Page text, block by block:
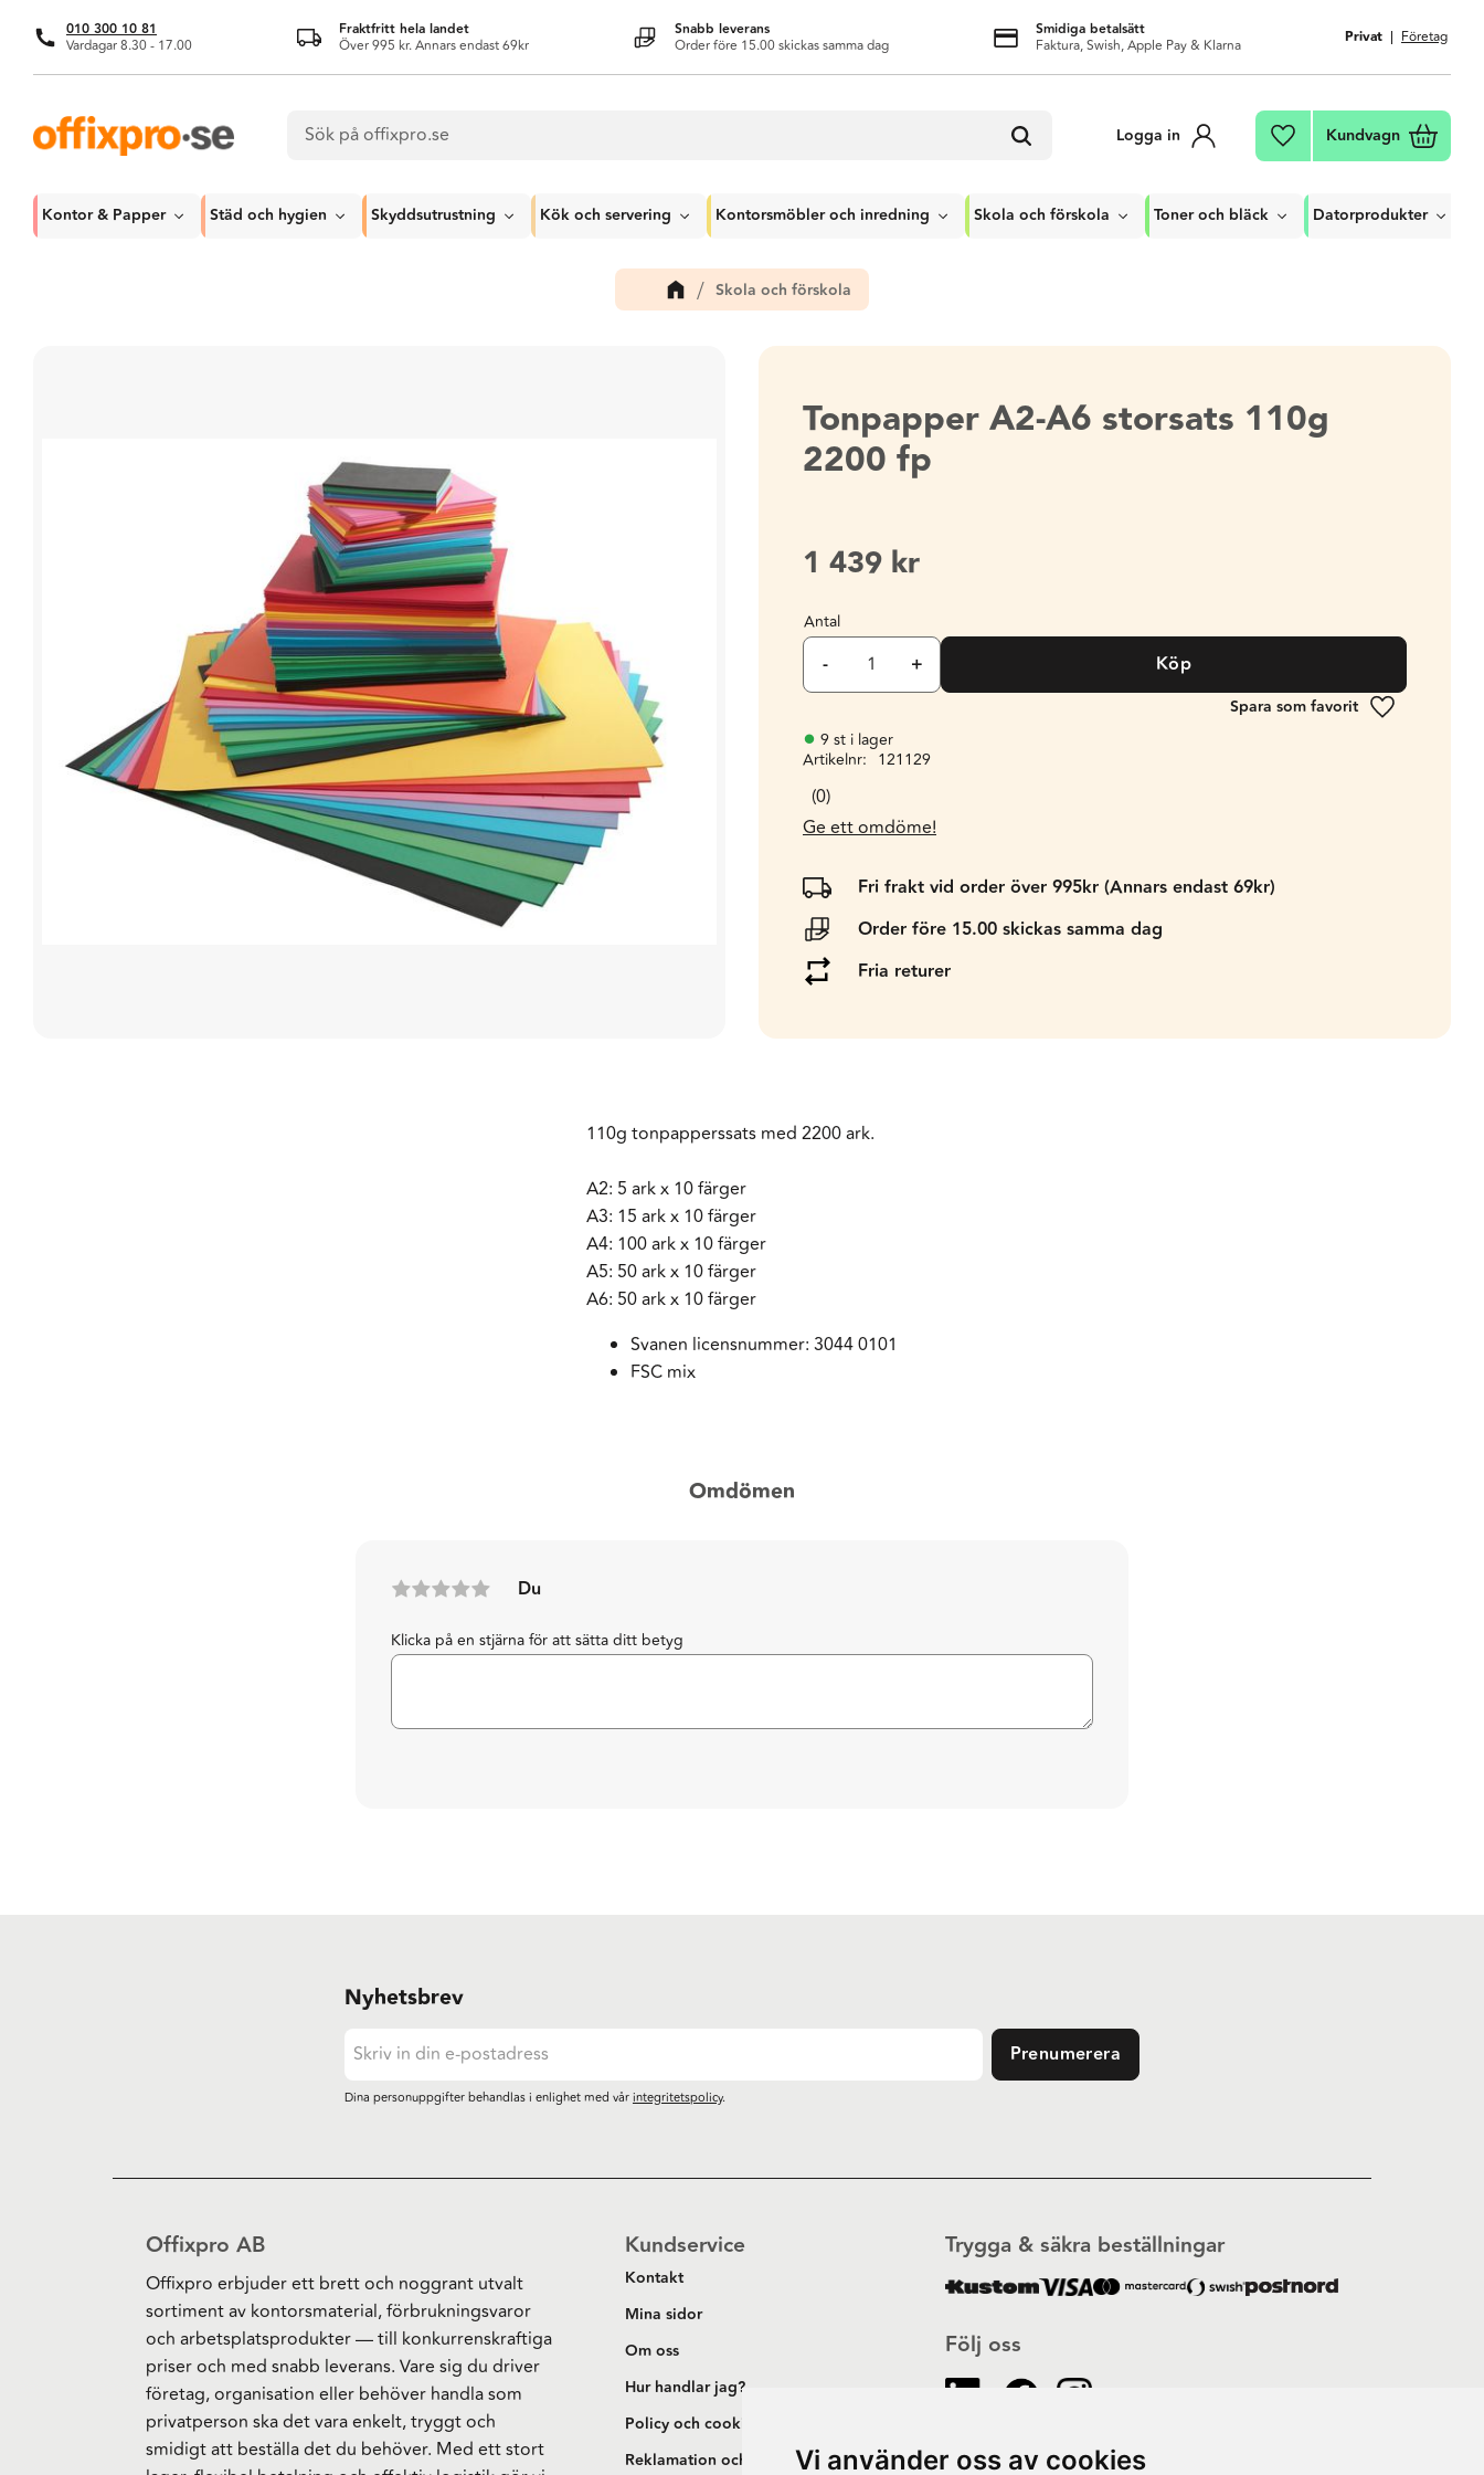
Vi använder oss av cookies
010 300 10 81
Vardagar 8.30 - 17.00
Fraktfritt hela landet
Över 995 kr. Annars endast 69kr
Snabb leverans
Order före 15.00 skickas samma dag
Smidiga betalsätt
Faktura, Swish, Apple Pay & Klarna Privat Företag
Logga in Favoriter
Kundvagn
Kontor & Papper Städ och hygien Skyddsutrustning Kök och servering Kontorsmöbler och inredning Skola och förskola Toner och bläck Datorprodukter
Skola och förskola
Tonpapper A2-A6 storsats 110g
2200 fp
1 439 kr
Antal
+
- Köp
Lägg till i
9 st i lager
Artikelnr
121129
0
Ge ett omdöme!
Fri frakt vid order över 995kr (Annars endast 69kr)
Order före 15.00 skickas samma dag
Fria returer
110g tonpapperssats med 2200 ark.
A2: 5 ark x 10 färger
A3: 15 ark x 10 färger
A4: 100 ark x 10 färger
A5: 50 ark x 10 färger
A6: 50 ark x 10 färger
Svanen licensnummer: 3044 0101
FSC mix
Omdömen
Du
Klicka på en stjärna för att sätta ditt betyg
Nyhetsbrev
Prenumerera
Dina personuppgifter behandlas i enlighet med vårintegritetspolicy.
Offixpro AB
Offixpro erbjuder ett brett och noggrant utvalt
sortiment av kontorsmaterial, förbrukningsvaror
och arbetsplatsprodukter — till konkurrenskraftiga
priser och med snabb leverans. Vare sig du driver
företag, organisation eller behöver handla som
privatperson ska det vara enkelt, tryggt och
smidigt att beställa det du behöver. Med ett stort
Kundservice
Kontakt
Mina sidor
Om oss
Hur handlar jag?
Policy och cookies
Reklamation och retur
Följ oss
Trygga & säkra beställningar